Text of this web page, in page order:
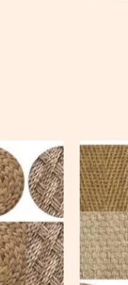
Ch-
wXXL121
quantity